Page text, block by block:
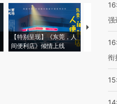
【特别呈现】《东莞，人
间便利店》倾情上线
【推广】
强
衔